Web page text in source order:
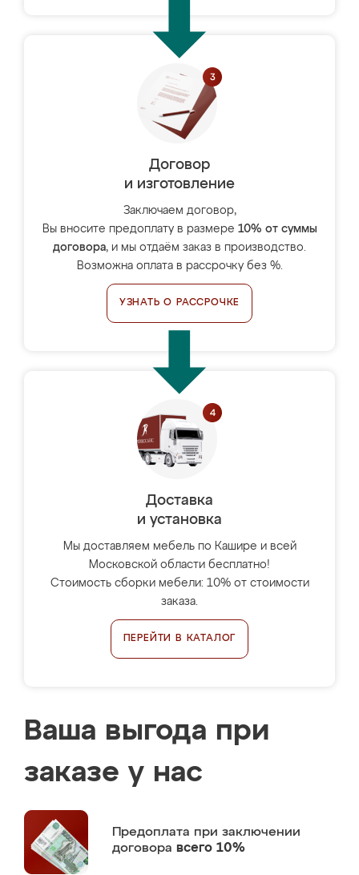
Договор
и изготовление
Заключаем договор,
Вы вносите предоплату в размере 10% от суммы
договора, и мы отдаём заказ в производство.
Возможна оплата в рассрочку без %.
УЗНАТЬ О РАССРОЧКЕ
Доставка
и установка
Мы доставляем мебель по Кашире и всей
Московской области бесплатно!
Стоимость сборки мебели: 10% от стоимости
заказа.
ПЕРЕЙТИ В КАТАЛОГ
Ваша выгода при
заказе у нас
Предоплата при заключении
договора всего 10%